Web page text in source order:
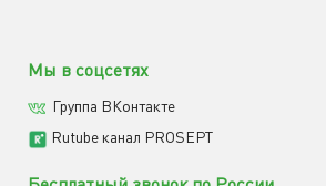
Мы в соцсетях
Группа ВКонтакте
Rutube канал PROSEPT